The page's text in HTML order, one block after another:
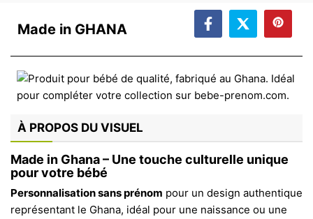
Made in GHANA
À PROPOS DU VISUEL
Made in Ghana – Une touche culturelle unique
pour votre bébé
Personnalisation sans prénom pour un design authentique
représentant le Ghana, idéal pour une naissance ou une